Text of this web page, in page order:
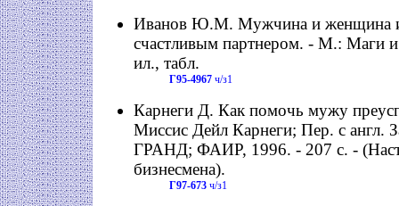
Иванов Ю.М. Мужчина и женщина
счастливым партнером. - М.: Маги
ил., табл.
Г95-4967 ч/з1
Карнеги Д. Как помочь мужу
Миссис Дейл Карнеги; Пер. с англ.
ГРАНД; ФАИР, 1996. - 207 с. -
бизнесмена).
Г97-673 ч/з1